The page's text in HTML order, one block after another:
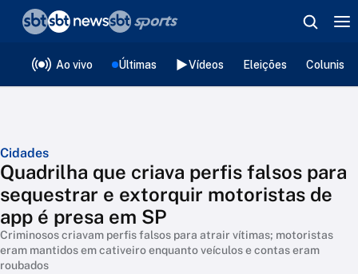
Ao vivo Últimas Vídeos Eleições
Cidades
Quadrilha que criava perfis falsos para
sequestrar e extorquir motoristas de
app é presa em SP
Criminosos criavam perfis falsos para atrair vítimas; motoristas
eram mantidos em cativeiro enquanto veículos e contas eram
roubados
❮voltar
Editorias